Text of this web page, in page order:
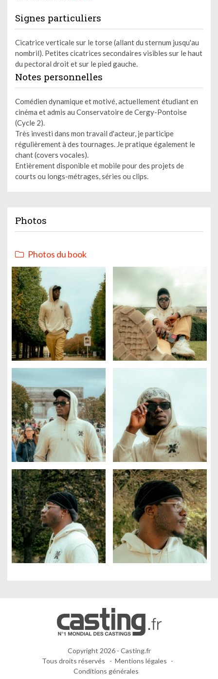
Signes particuliers
Cicatrice verticale sur le torse (allant du sternum jusqu'au
nombril). Petites cicatrices secondaires visibles sur le haut
du pectoral droit et sur le pied gauche.
Notes personnelles
Comédien dynamique et motivé, actuellement étudiant en
cinéma et admis au Conservatoire de Cergy-Pontoise
(Cycle 2).
Très investi dans mon travail d'acteur, je participe
régulièrement à des tournages. Je pratique également le
chant (covers vocales).
Entièrement disponible et mobile pour des projets de
courts ou longs-métrages, séries ou clips.
Photos
Photos du book
Copyright 2026 - Casting.fr
Tous droits réservés
Mentions légales
Conditions générales
Gestion des cookies
Nous utilisons des cookies qui facilitent l'utilisation du site,
améliorent la performance et la sécurité du site internet.
Faites-nous part de vos préférences de cookies pour chaque
Mesure d'audience
Régies publicitaires
PARAMÉTRER
LES COOKIES
TOUT